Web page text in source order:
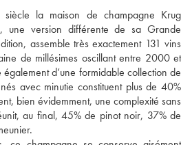
la maison de champagne Krug
une version différente de sa Grande
assemble très exactement 131 vins
de millésimes oscillant entre 2000 et
d’une formidable collection de
avec minutie constituent plus de 40%
bien évidemment, une complexité sans
au final, 45% de pinot noir, 37% de